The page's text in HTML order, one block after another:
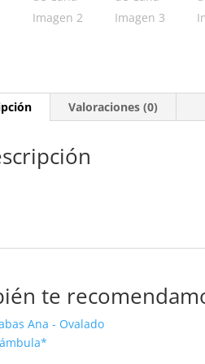
Valoraciones (0)
te